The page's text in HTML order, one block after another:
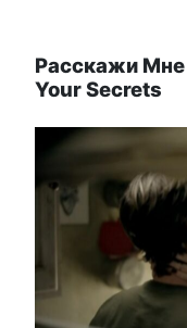
Расскажи
Your Secrets